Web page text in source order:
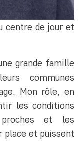
centre de jour et
grande famille
communes
Mon rôle, en
les conditions
et les
place et puissent